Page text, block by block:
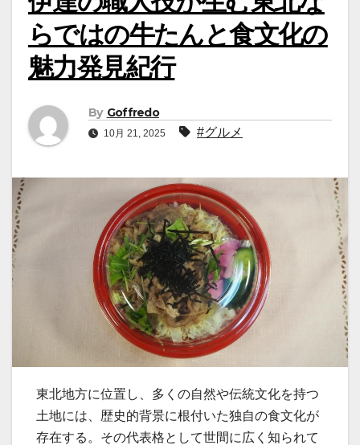
らではの牛たんと食文化の
魅力発見紀行
By Goffredo
10月 21, 2025 #グルメ
東北地方に位置し、多くの自然や伝統文化を持つ
土地には、歴史的背景に根付いた独自の食文化が
存在する。 その代表格として世間に広く知られて